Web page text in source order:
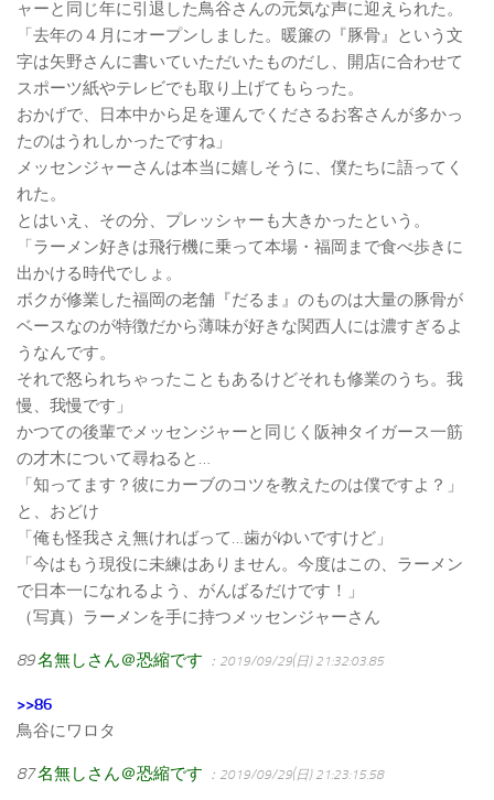
ャーと同じ年に引退した鳥谷さんの元気な声に迎えられた。
「去年の４月にオープンしました。暖簾の『豚骨』という文
字は矢野さんに書いていただいたものだし、開店に合わせて
スポーツ紙やテレビでも取り上げてもらった。
おかげで、日本中から足を運んでくださるお客さんが多かっ
たのはうれしかったですね」
メッセンジャーさんは本当に嬉しそうに、僕たちに語ってく
れた。
とはいえ、その分、プレッシャーも大きかったという。
「ラーメン好きは飛行機に乗って本場・福岡まで食べ歩きに
出かける時代でしょ。
ボクが修業した福岡の老舗『だるま』のものは大量の豚骨が
ベースなのが特徴だから薄味が好きな関西人には濃すぎるよ
うなんです。
それで怒られちゃったこともあるけどそれも修業のうち。我
慢、我慢です」
かつての後輩でメッセンジャーと同じく阪神タイガース一筋
の才木について尋ねると…
「知ってます？彼にカーブのコツを教えたのは僕ですよ？」
と、おどけ
「俺も怪我さえ無ければって…歯がゆいですけど」
「今はもう現役に未練はありません。今度はこの、ラーメン
で日本一になれるよう、がんばるだけです！」
（写真）ラーメンを手に持つメッセンジャーさん
89名無しさん＠恐縮です ：2019/09/29(日) 21:32:03.85
>>86
鳥谷にワロタ
87名無しさん＠恐縮です ：2019/09/29(日) 21:23:15.58